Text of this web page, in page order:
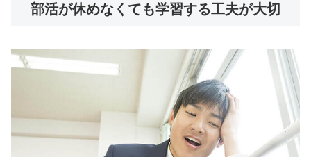
部活が休めなくても学習する工夫が大切